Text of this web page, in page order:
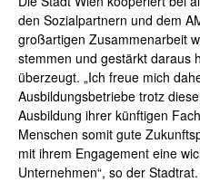
den Sozialpartnern und dem
großartigen Zusammenarbeit
stemmen und gestärkt daraus
überzeugt. „Ich freue mich
Ausbildungsbetriebe trotz
Ausbildung ihrer künftigen
Menschen somit gute
mit ihrem Engagement eine
Unternehmen“, so der Stadtrat.